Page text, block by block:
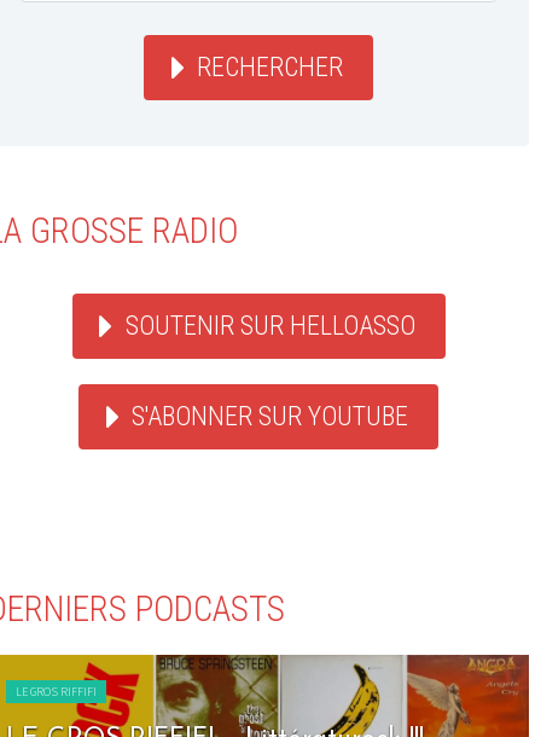
RECHERCHER
GROSSE RADIO
SOUTENIR SUR HELLOASSO
S'ABONNER SUR YOUTUBE
PODCASTS
LE GROS RIFFIFI